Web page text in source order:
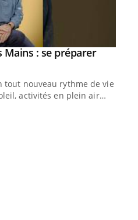
Mains : se préparer
nouveau rythme de vie !
activités en plein air…